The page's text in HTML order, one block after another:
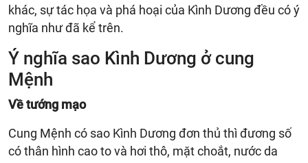
khác, sự tác họa và phá hoại của Kình Dương đều có ý
nghĩa như đã kể trên.
Ý nghĩa sao Kình Dương ở cung
Mệnh
Về tướng mạo
Cung Mệnh có sao Kình Dương đơn thủ thì đương số
có thân hình cao to và hơi thô, mặt choắt, nước da